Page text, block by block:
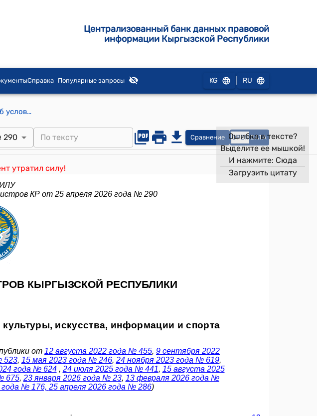
Централизованный банк данных правовой
информации Кыргызской Республики
Справка Популярные запросы KG RU
Постановление Кабинета Министров КР от 30 марта 2022 года № 185 "Об условиях оплаты труда работников учреждений культуры, искусства, информации и спорта"
290 Сравнение OPEN DATA
утратил силу!
Ошибка в тексте?
Выделите ее мышкой!
И нажмите: Сюда
Загрузить цитату